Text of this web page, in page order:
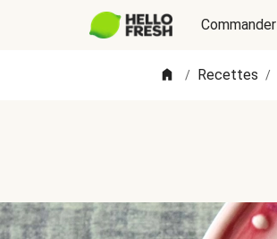
Commander
/ Recettes /